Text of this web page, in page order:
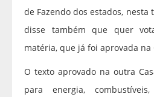
de Fazendo dos estados, nesta
disse também que quer
matéria, que já foi aprovada na
O texto aprovado na outra
para energia,